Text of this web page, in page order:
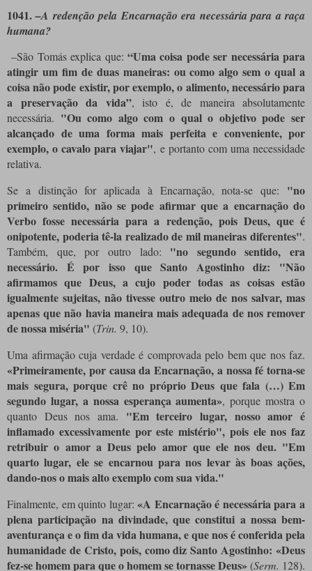
1041.–A redenção pela Encarnação era necessária para a raça
humana?
–São Tomás explica que: “Uma coisa pode ser necessária para
atingir um fim de duas maneiras: ou como algo sem o qual a
coisa não pode existir, por exemplo, o alimento, necessário para
a preservação da vida”, isto é, de maneira absolutamente
necessária. "Ou como algo com o qual o objetivo pode ser
alcançado de uma forma mais perfeita e conveniente, por
exemplo, o cavalo para viajar", e portanto com uma necessidade
relativa.
Se a distinção for aplicada à Encarnação, nota-se que: "no
primeiro sentido, não se pode afirmar que a encarnação do
Verbo fosse necessária para a redenção, pois Deus, que é
onipotente, poderia tê-la realizado de mil maneiras diferentes".
Também, que, por outro lado: "no segundo sentido, era
necessário. É por isso que Santo Agostinho diz: "Não
afirmamos que Deus, a cujo poder todas as coisas estão
igualmente sujeitas, não tivesse outro meio de nos salvar, mas
apenas que não havia maneira mais adequada de nos remover
de nossa miséria" (Trin. 9, 10).
Uma afirmação cuja verdade é comprovada pelo bem que nos faz.
«Primeiramente, por causa da Encarnação, a nossa fé torna-se
mais segura, porque crê no próprio Deus que fala (…) Em
segundo lugar, a nossa esperança aumenta», porque mostra o
quanto Deus nos ama. "Em terceiro lugar, nosso amor é
inflamado excessivamente por este mistério", pois ele nos faz
retribuir o amor a Deus pelo amor que ele nos deu. "Em
quarto lugar, ele se encarnou para nos levar às boas ações,
dando-nos o mais alto exemplo com sua vida."
Finalmente, em quinto lugar:«A Encarnação é necessária para a
plena participação na divindade, que constitui a nossa bem-
aventurança e o fim da vida humana, e que nos é conferida pela
humanidade de Cristo, pois, como diz Santo Agostinho: «Deus
fez-se homem para que o homem se tornasse Deus» (Serm. 128).